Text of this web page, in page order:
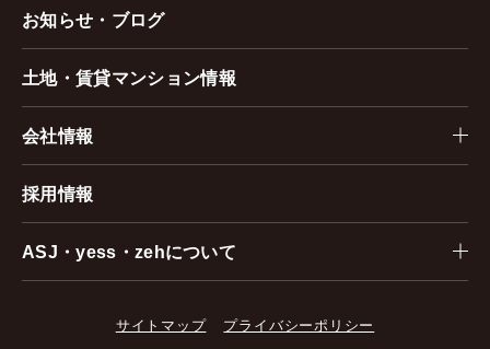
お知らせ・ブログ
土地・賃貸マンション情報
会社情報
採用情報
ASJ・yess・zehについて
サイトマップ プライバシーポリシー